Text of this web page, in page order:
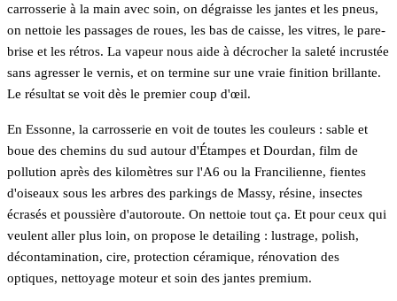
carrosserie à la main avec soin, on dégraisse les jantes et les pneus,
on nettoie les passages de roues, les bas de caisse, les vitres, le pare-
brise et les rétros. La vapeur nous aide à décrocher la saleté incrustée
sans agresser le vernis, et on termine sur une vraie finition brillante.
Le résultat se voit dès le premier coup d'œil.
En Essonne, la carrosserie en voit de toutes les couleurs : sable et
boue des chemins du sud autour d'Étampes et Dourdan, film de
pollution après des kilomètres sur l'A6 ou la Francilienne, fientes
d'oiseaux sous les arbres des parkings de Massy, résine, insectes
écrasés et poussière d'autoroute. On nettoie tout ça. Et pour ceux qui
veulent aller plus loin, on propose le detailing : lustrage, polish,
décontamination, cire, protection céramique, rénovation des
optiques, nettoyage moteur et soin des jantes premium.